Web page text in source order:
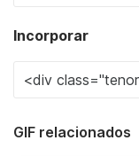
Incorporar
GIF relacionados